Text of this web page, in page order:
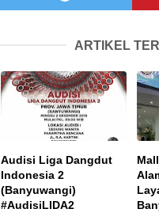
ARTIKEL
Audisi Liga Dangdut
Indonesia 2
(Banyuwangi)
#AudisiLIDA2